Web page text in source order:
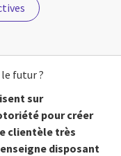
futur ?
sur
pour créer
clientèle très
disposant